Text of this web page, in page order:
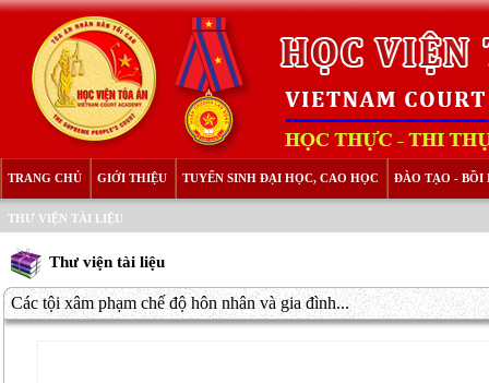
TRANG CHỦ GIỚI THIỆU TUYỂN SINH ĐẠI HỌC, CAO HỌC ĐÀO TẠO - BỒI
THƯ VIỆN TÀI LIỆU
Thư viện tài liệu
Các tội xâm phạm chế độ hôn nhân và gia đình...